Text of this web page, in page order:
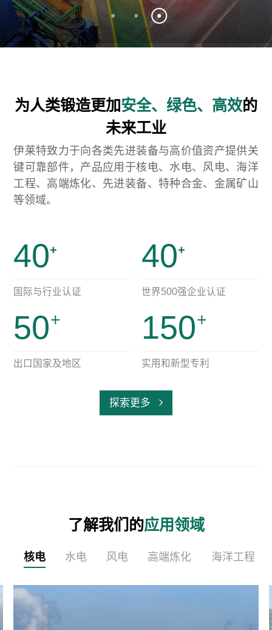
为人类锻造更加安全、绿色、高效的
未来工业
伊莱特致力于向各类先进装备与高价值资产提供关
键可靠部件，产品应用于核电、水电、风电、海洋
工程、高端炼化、先进装备、特种合金、金属矿山
等领域。
40+
国际与行业认证
40+
世界500强企业认证
50 ＋
出口国家及地区
150 ＋
实用和新型专利
探索更多
了解我们的应用领域
核电 水电 风电 高端炼化 海洋工程